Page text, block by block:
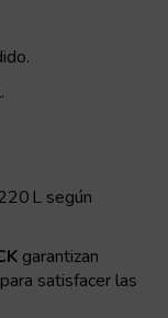
L según
garantizan
satisfacer las